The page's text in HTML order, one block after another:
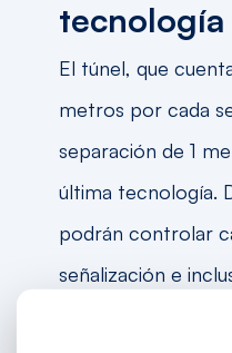
El túnel, que
metros por cada
separación de 1
última tecnología.
podrán controlar
señalización e